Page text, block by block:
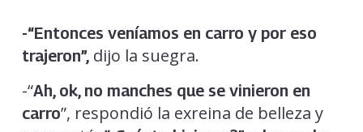
-“Entonces veníamos en carro y por eso
trajeron”,dijo la suegra.
-“Ah, ok, no manches que se vinieron en
carro”, respondió la exreina de belleza y